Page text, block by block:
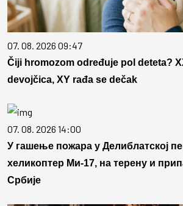
07. 08. 2026 09:47
Čiji hromozom određuje pol deteta?
devojčica, XY rađa se dečak
07. 08. 2026 14:00
У гашење пожара у Делиблатској
хеликоптер Ми-17, на терену и
Србије